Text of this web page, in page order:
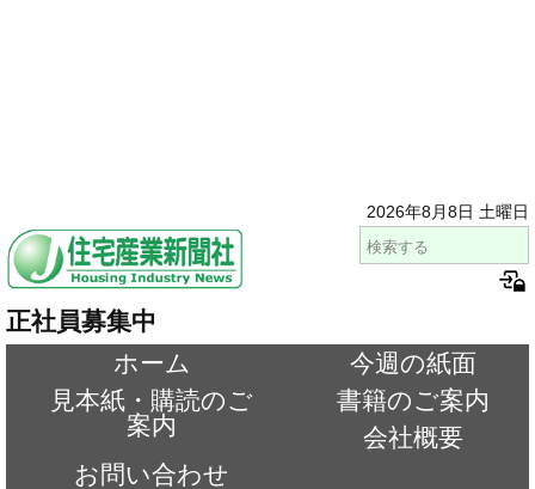
2026年8月8日 土曜日
正社員募集中
ホーム
今週の紙面
見本紙・購読のご
案内
書籍のご案内
会社概要
お問い合わせ